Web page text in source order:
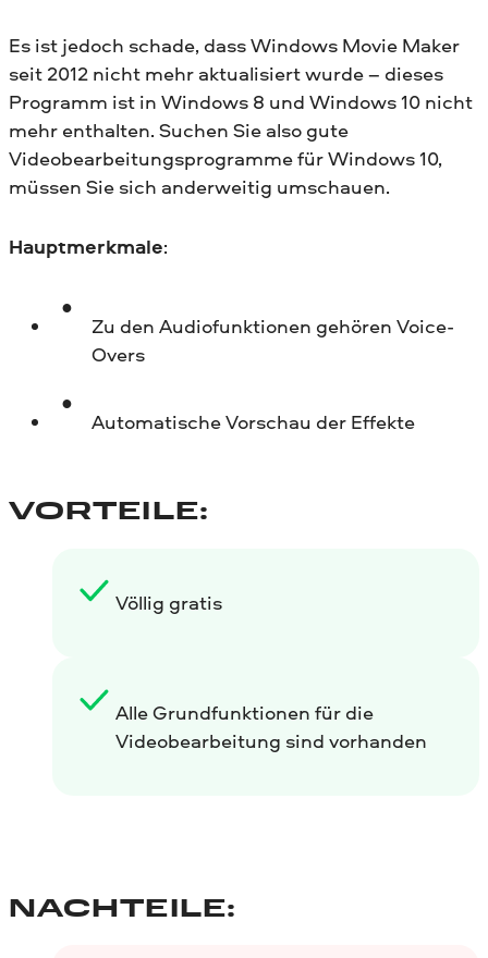
Es ist jedoch schade, dass Windows Movie Maker
seit 2012 nicht mehr aktualisiert wurde – dieses
Programm ist in Windows 8 und Windows 10 nicht
mehr enthalten. Suchen Sie also gute
Videobearbeitungsprogramme für Windows 10,
müssen Sie sich anderweitig umschauen.
Hauptmerkmale:
Zu den Audiofunktionen gehören Voice-
Overs
Automatische Vorschau der Effekte
VORTEILE:
Völlig gratis
Alle Grundfunktionen für die
Videobearbeitung sind vorhanden
NACHTEILE: